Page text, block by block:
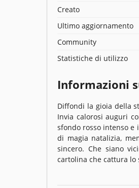
Creato
Ultimo aggiornamento
Community
Statistiche di utilizzo
Informazioni
Diffondi la gioia della
Invia calorosi auguri
sfondo rosso intenso e
di magia natalizia,
sincero. Che siano
cartolina che cattura lo